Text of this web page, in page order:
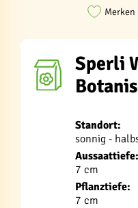
Merken
Sperli
Standort:
sonnig -
Aussaattiefe:
7 cm
Pflanztiefe:
7 cm